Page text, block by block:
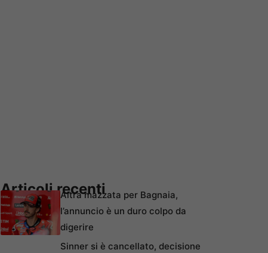
Articoli recentiAltra mazzata per Bagnaia,
l’annuncio è un duro colpo da
digerire
Sinner si è cancellato, decisione